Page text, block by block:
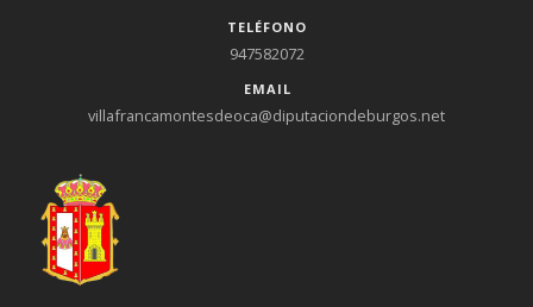
TELÉFONO
947582072
EMAIL
villafrancamontesdeoca@diputaciondeburgos.net